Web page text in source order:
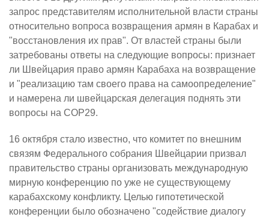
запрос представителям исполнительной власти страны
относительно вопроса возвращения армян в Карабах и
"восстановления их прав". От властей страны были
затребованы ответы на следующие вопросы: признает
ли Швейцария право армян Карабаха на возвращение
и "реализацию там своего права на самоопределение"
и намерена ли швейцарская делегация поднять эти
вопросы на COP29.
16 октября стало известно, что комитет по внешним
связям Федерального собрания Швейцарии призвал
правительство страны организовать международную
мирную конференцию по уже не существующему
карабахскому конфликту. Целью гипотетической
конференции было обозначено "содействие диалогу